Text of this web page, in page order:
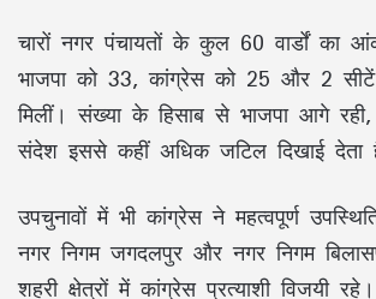
चारों नगर पंचायतों के कुल 60 वार्डों का
भाजपा को 33, कांग्रेस को 25 और 2 सीटें
मिलीं। संख्या के हिसाब से भाजपा आगे
संदेश इससे कहीं अधिक जटिल दिखाई देता
उपचुनावों में भी कांग्रेस ने महत्वपूर्ण
नगर निगम जगदलपुर और नगर निगम
शहरी क्षेत्रों में कांग्रेस प्रत्याशी विजयी